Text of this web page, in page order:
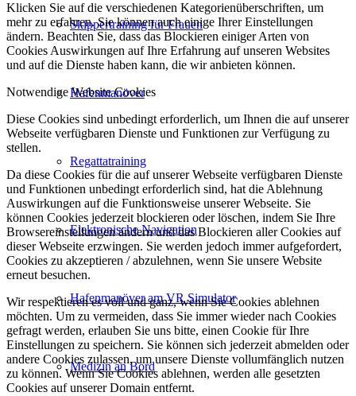
Skippertraining für Frauen
Hafenmanöver
Regattatraining
Elektronische Navigation
Hafenmanöver am VR Simulator
Medizin an Bord
Klicken Sie auf die verschiedenen Kategorienüberschriften, um
mehr zu erfahren. Sie können auch einige Ihrer Einstellungen
ändern. Beachten Sie, dass das Blockieren einiger Arten von
Cookies Auswirkungen auf Ihre Erfahrung auf unseren Websites
und auf die Dienste haben kann, die wir anbieten können.
Notwendige Website Cookies
Diese Cookies sind unbedingt erforderlich, um Ihnen die auf unserer
Webseite verfügbaren Dienste und Funktionen zur Verfügung zu
stellen.
Da diese Cookies für die auf unserer Webseite verfügbaren Dienste
und Funktionen unbedingt erforderlich sind, hat die Ablehnung
Auswirkungen auf die Funktionsweise unserer Webseite. Sie
können Cookies jederzeit blockieren oder löschen, indem Sie Ihre
Browsereinstellungen ändern und das Blockieren aller Cookies auf
dieser Webseite erzwingen. Sie werden jedoch immer aufgefordert,
Cookies zu akzeptieren / abzulehnen, wenn Sie unsere Website
erneut besuchen.
Wir respektieren es voll und ganz, wenn Sie Cookies ablehnen
möchten. Um zu vermeiden, dass Sie immer wieder nach Cookies
gefragt werden, erlauben Sie uns bitte, einen Cookie für Ihre
Einstellungen zu speichern. Sie können sich jederzeit abmelden oder
andere Cookies zulassen, um unsere Dienste vollumfänglich nutzen
zu können. Wenn Sie Cookies ablehnen, werden alle gesetzten
Cookies auf unserer Domain entfernt.